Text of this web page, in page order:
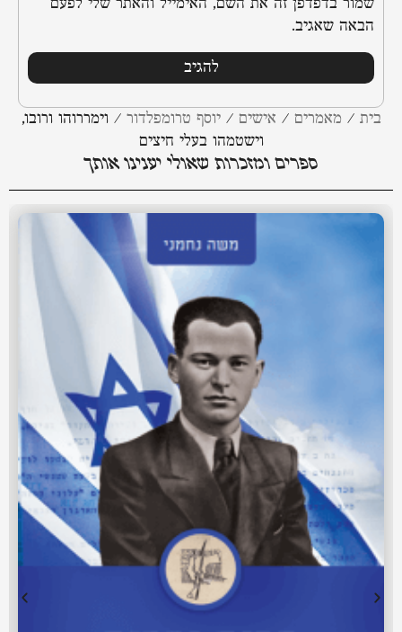
שמור בדפדפן זה את השם, האימייל והאתר שלי לפעם
הבאה שאגיב.
בית / מאמרים / אישים /יוסף טרומפלדור /וימררוהו ורובו,
וישטמהו בעלי חיצים
ספרים ומזכרות שאולי יענינו אותך